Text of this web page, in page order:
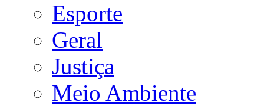
Esporte
Geral
Justiça
Meio Ambiente